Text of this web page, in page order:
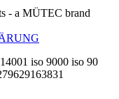
- a MÜTEC brand